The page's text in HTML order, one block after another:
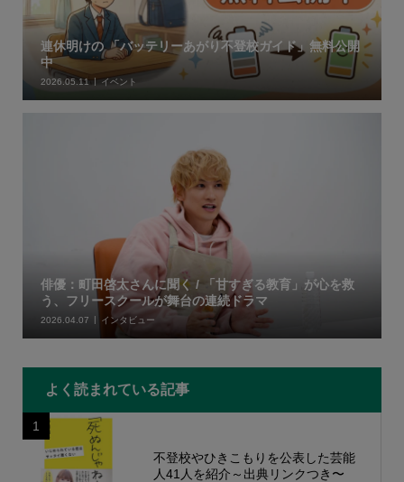
連休明けの 「バッテリーあがり不登校ガイド」無料公開
中
2026.05.11 イベント
俳優：町田啓太さんに聞く / 「甘すぎる教育」が心を救
う、フリースクールが舞台の連続ドラマ
2026.04.07 インタビュー
よく読まれている記事
1
不登校やひきこもりを公表した芸能
人41人を紹介～出典リンクつき〜